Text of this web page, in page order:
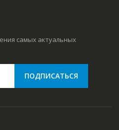
самых актуальных